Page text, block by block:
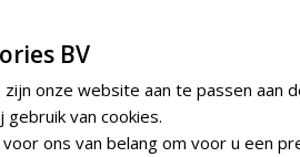
BV
onze website aan te passen aan
van cookies.
ons van belang om voor u een